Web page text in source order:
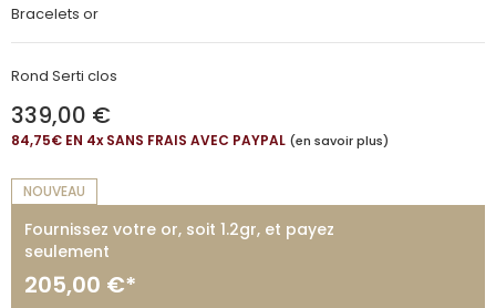
Bracelets or
Rond Serti clos
339,00 €
84,75€ EN 4xSANS FRAIS AVEC PAYPAL (en savoir plus)
NOUVEAU
Fournissez votre or, soit 1.2gr, et payez
seulement
205,00 €*